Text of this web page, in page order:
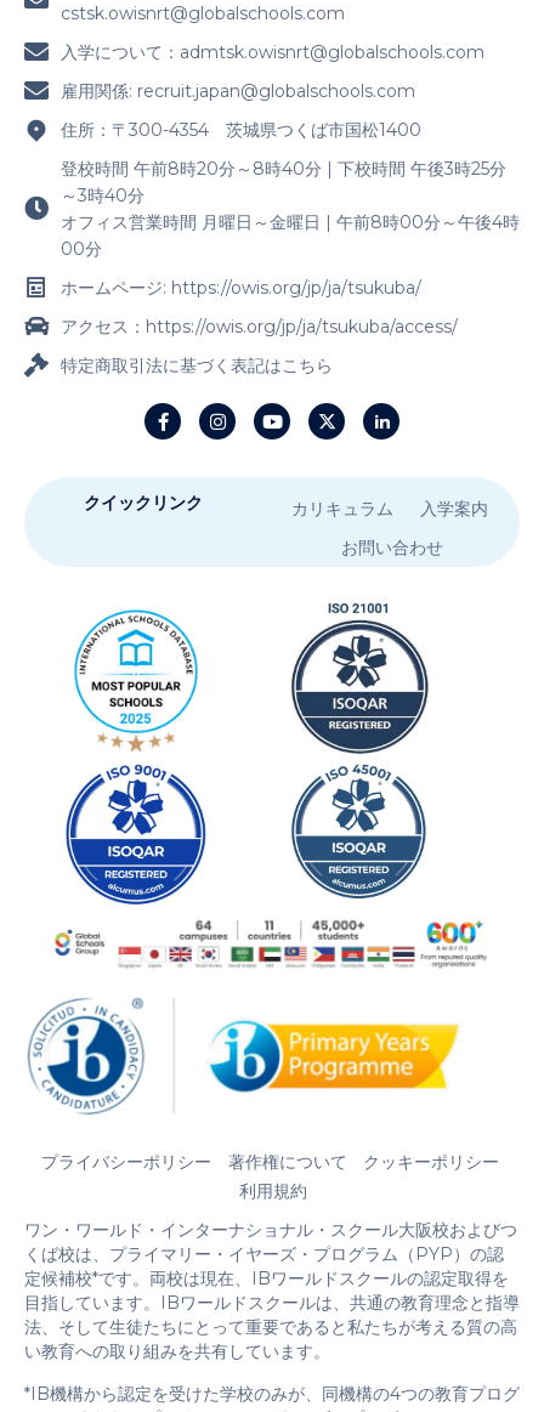
cstsk.owisnrt@globalschools.com
入学について： admtsk.owisnrt@globalschools.com
雇用関係: recruit.japan@globalschools.com
住所：〒300-4354 茨城県つくば市国松1400
登校時間 午前8時20分～8時40分 | 下校時間 午後3時25分
～3時40分
オフィス営業時間 月曜日～金曜日 | 午前8時00分～午後4時
00分
ホームページ: https://owis.org/jp/ja/tsukuba/
アクセス：https://owis.org/jp/ja/tsukuba/access/
特定商取引法に基づく表記はこちら
クイックリンク カリキュラム
入学案内
お問い合わせ
プライバシーポリシー 著作権について
クッキーポリシー
利用規約
ワン・ワールド・インターナショナル・スクール大阪校およびつ
くば校は、プライマリー・イヤーズ・プログラム（PYP）の認
定候補校*です。両校は現在、IBワールドスクールの認定取得を
目指しています。IBワールドスクールは、共通の教育理念と指導
法、そして生徒たちにとって重要であると私たちが考える質の高
い教育への取り組みを共有しています。
*IB機構から認定を受けた学校のみが、同機構の4つの教育プログ